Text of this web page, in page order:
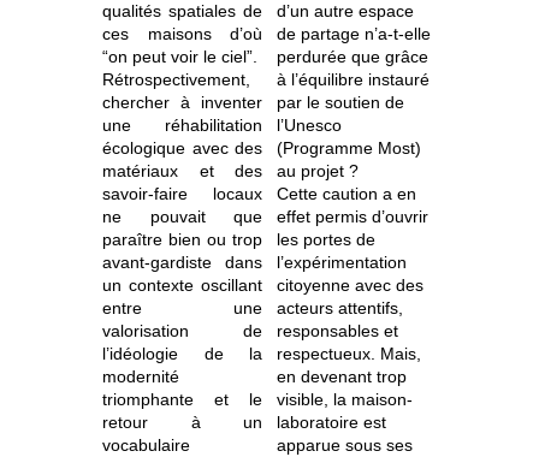
qualités spatiales de
ces maisons d’où
“on peut voir le ciel”.
Rétrospectivement,
chercher à inventer
une réhabilitation
écologique avec des
matériaux et des
savoir-faire locaux
ne pouvait que
paraître bien ou trop
avant-gardiste dans
un contexte oscillant
entre une
valorisation de
l’idéologie de la
modernité
triomphante et le
retour à un
vocabulaire
d’un autre espace
de partage n’a-t-elle
perdurée que grâce
à l’équilibre instauré
par le soutien de
l’Unesco
(Programme Most)
au projet ?
Cette caution a en
effet permis d’ouvrir
les portes de
l’expérimentation
citoyenne avec des
acteurs attentifs,
responsables et
respectueux. Mais,
en devenant trop
visible, la maison-
laboratoire est
apparue sous ses